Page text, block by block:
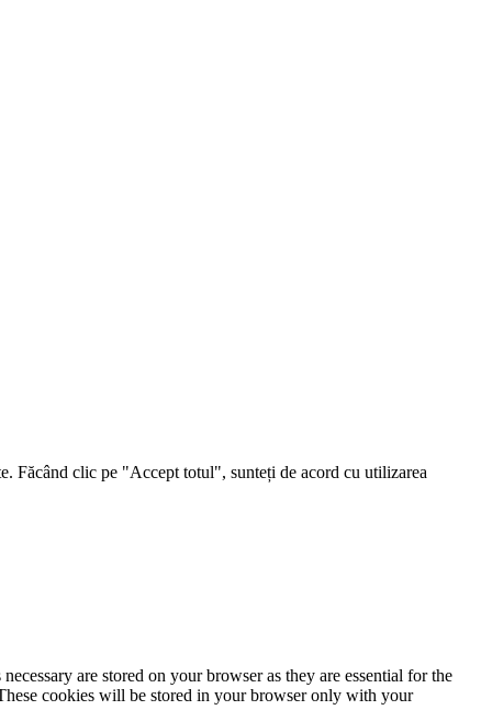
Făcând clic pe "Accept totul", sunteți de acord cu utilizarea
are stored on your browser as they are essential for the
cookies will be stored in your browser only with your